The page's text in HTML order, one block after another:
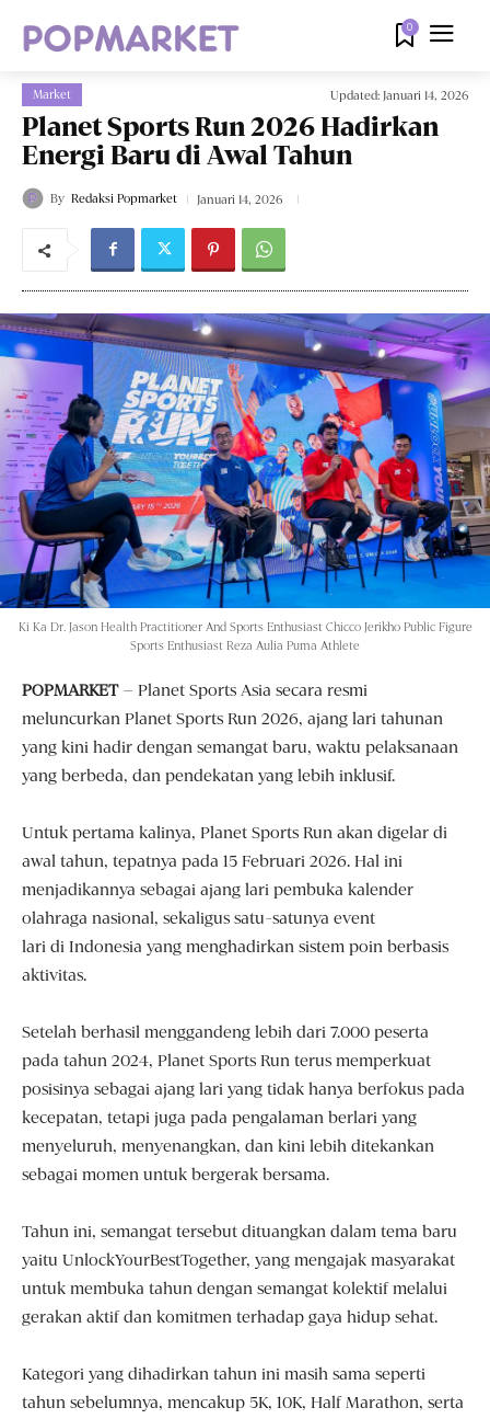
0
Market Updated: Januari 14, 2026
Planet Sports Run 2026 Hadirkan
Energi Baru di Awal Tahun
By Redaksi Popmarket Januari 14, 2026
Ki Ka Dr. Jason Health Practitioner And Sports Enthusiast Chicco Jerikho Public Figure
Sports Enthusiast Reza Aulia Puma Athlete
POPMARKET – Planet Sports Asia secara resmi
meluncurkan Planet Sports Run 2026, ajang lari tahunan
yang kini hadir dengan semangat baru, waktu pelaksanaan
yang berbeda, dan pendekatan yang lebih inklusif.
Untuk pertama kalinya, Planet Sports Run akan digelar di
awal tahun, tepatnya pada 15 Februari 2026. Hal ini
menjadikannya sebagai ajang lari pembuka kalender
olahraga nasional, sekaligus satu-satunya event
lari di Indonesia yang menghadirkan sistem poin berbasis
aktivitas.
Setelah berhasil menggandeng lebih dari 7.000 peserta
pada tahun 2024, Planet Sports Run terus memperkuat
posisinya sebagai ajang lari yang tidak hanya berfokus pada
kecepatan, tetapi juga pada pengalaman berlari yang
menyeluruh, menyenangkan, dan kini lebih ditekankan
sebagai momen untuk bergerak bersama.
Tahun ini, semangat tersebut dituangkan dalam tema baru
yaitu UnlockYourBestTogether, yang mengajak masyarakat
untuk membuka tahun dengan semangat kolektif melalui
gerakan aktif dan komitmen terhadap gaya hidup sehat.
Kategori yang dihadirkan tahun ini masih sama seperti
tahun sebelumnya, mencakup 5K, 10K, Half Marathon, serta